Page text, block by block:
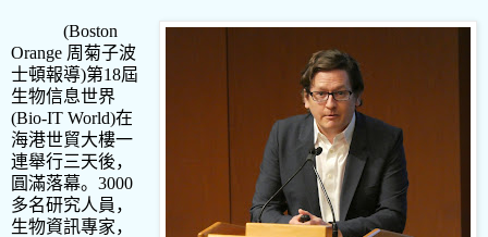
(Boston
Orange 周菊子波
士頓報導)第18屆
生物信息世界
(Bio-IT World)在
海港世貿大樓一
連舉行三天後，
圓滿落幕。 3000
多名研究人員，
生物資訊專家，